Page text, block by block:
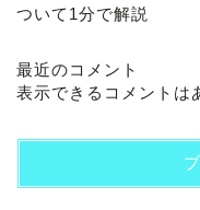
ついて1分で解説
最近のコメント
表示できるコメントは